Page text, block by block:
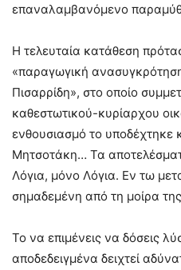
επαναλαμβανόμενο
Η τελευταία κατάθεση
«παραγωγική
Πισαρρίδη», στο οποίο
καθεστωτικού-κυρίαρχου
ενθουσιασμό το υποδέχτηκε
Μητσοτάκη… Τα
Λόγια, μόνο Λόγια. Εν τω
σημαδεμένη από τη μοίρα
Το να επιμένεις να δόσεις
αποδεδειγμένα δειχτεί